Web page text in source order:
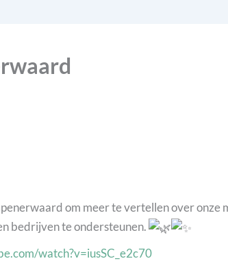
om meer te vertellen over
bedrijven te ondersteunen.
watch?v=iusSC_e2c70